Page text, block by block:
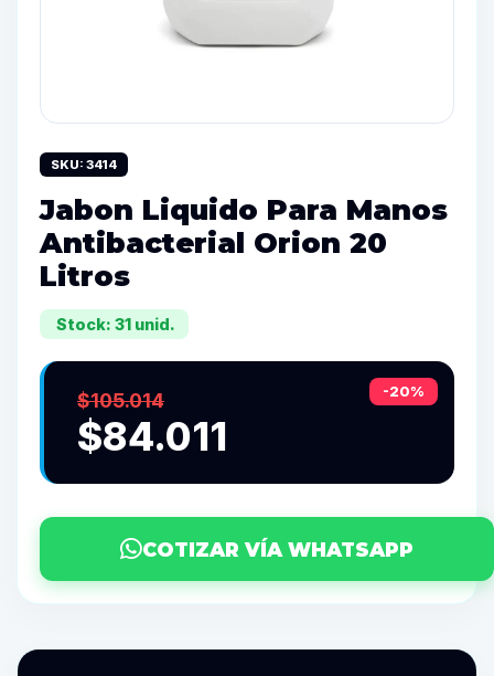
SKU: 3414
Jabon Liquido Para Manos
Antibacterial Orion 20
Litros
Stock: 31 unid.
-20%
$105.014
$84.011
COTIZAR VÍA WHATSAPP